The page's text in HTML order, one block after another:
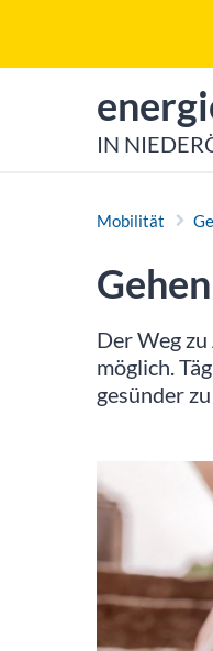
zur
IN
Mobilität
Der Weg
möglich.
gesünder